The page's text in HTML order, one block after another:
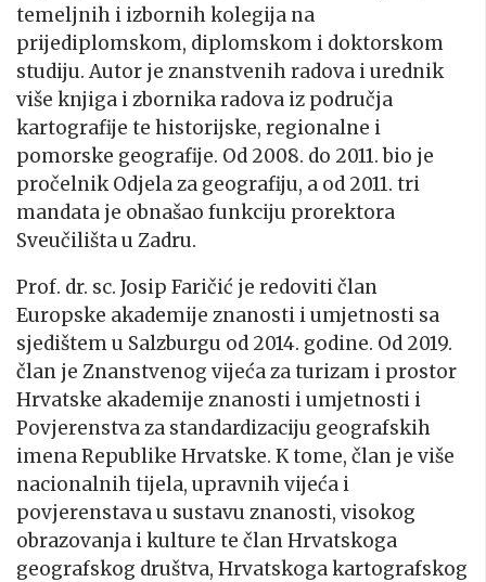
temeljnih i izbornih kolegija na
prijediplomskom, diplomskom i doktorskom
studiju. Autor je znanstvenih radova i urednik
više knjiga i zbornika radova iz područja
kartografije te historijske, regionalne i
pomorske geografije. Od 2008. do 2011. bio je
pročelnik Odjela za geografiju, a od 2011. tri
mandata je obnašao funkciju prorektora
Sveučilišta u Zadru.
Prof. dr. sc. Josip Faričić je redoviti član
Europske akademije znanosti i umjetnosti sa
sjedištem u Salzburgu od 2014. godine. Od 2019.
član je Znanstvenog vijeća za turizam i prostor
Hrvatske akademije znanosti i umjetnosti i
Povjerenstva za standardizaciju geografskih
imena Republike Hrvatske. K tome, član je više
nacionalnih tijela, upravnih vijeća i
povjerenstava u sustavu znanosti, visokog
obrazovanja i kulture te član Hrvatskoga
geografskog društva, Hrvatskoga kartografskog